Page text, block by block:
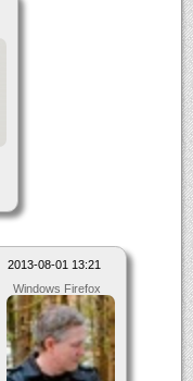
2013-08-01 13:21
Windows Firefox